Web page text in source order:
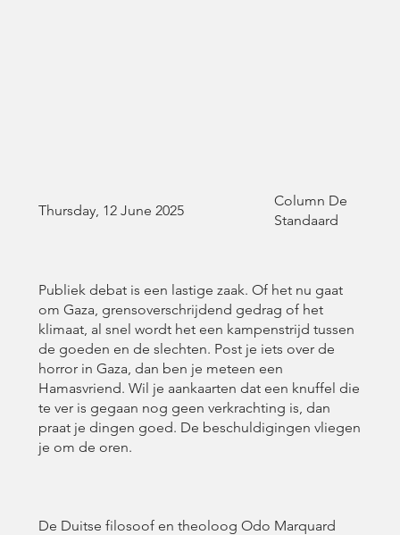
Publiek debat is een lastige zaak. Of het nu gaat
om Gaza, grensoverschrijdend gedrag of het
klimaat, al snel wordt het een kampenstrijd tussen
de goeden en de slechten. Post je iets over de
horror in Gaza, dan ben je meteen een
Hamasvriend. Wil je aankaarten dat een knuffel die
te ver is gegaan nog geen verkrachting is, dan
praat je dingen goed. De beschuldigingen vliegen
je om de oren.
De Duitse filosoof en theoloog Odo Marquard
Thursday, 12 June 2025
Column De
Standaard